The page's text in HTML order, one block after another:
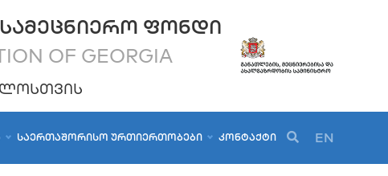
ᲤᲝᲜᲓᲘ
OF GEORGIA
ᲡᲐᲔᲠᲗᲐᲨᲝᲠᲘᲡᲝ ᲣᲠᲗᲘᲔᲠᲗᲝᲑᲔᲑᲘ ᲙᲝᲜᲢᲐᲥᲢᲘ EN